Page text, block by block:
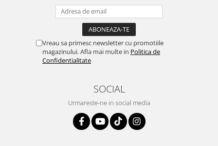
Vreau sa primesc newsletter cu promotiile
magazinului. Afla mai multe in Politica de
Confidentialitate
SOCIAL
Urmareste-ne in social media